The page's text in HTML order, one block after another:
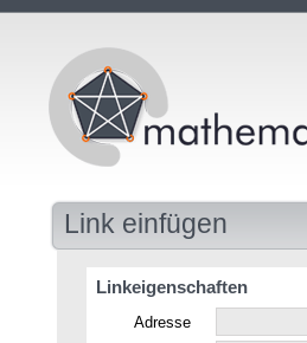
Link einfügen
Linkeigenschaften
Adresse